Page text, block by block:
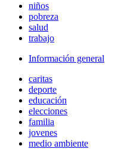
niños
pobreza
salud
trabajo
Información general
caritas
deporte
educación
elecciones
familia
jovenes
medio ambiente